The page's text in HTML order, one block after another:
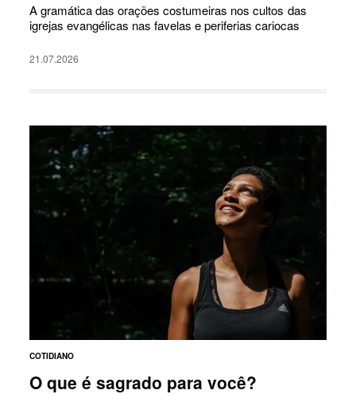
A gramática das orações costumeiras nos cultos das
igrejas evangélicas nas favelas e periferias cariocas
21.07.2026
COTIDIANO
O que é sagrado para você?